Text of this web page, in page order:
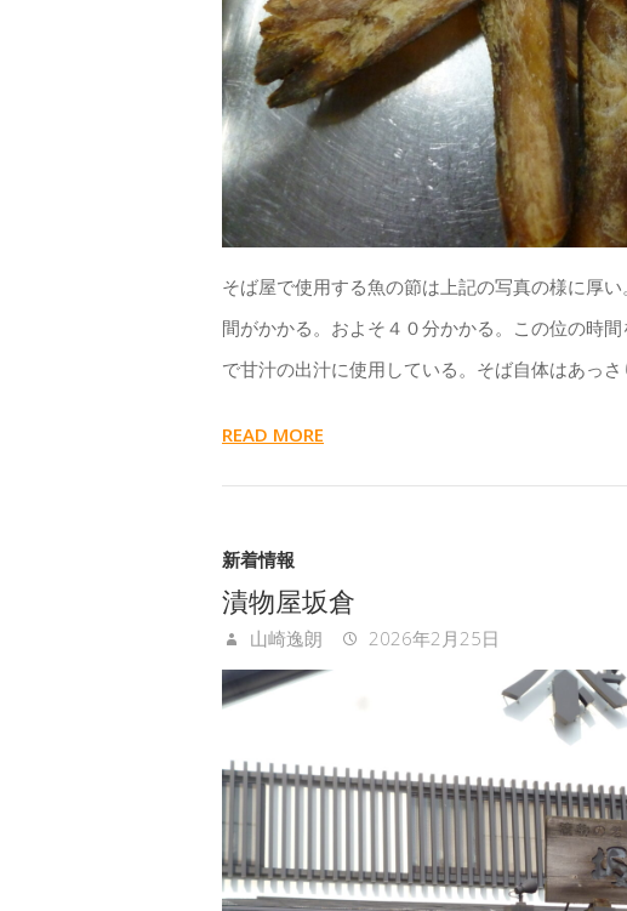
そば屋で使用する魚の節は上記の写真の様に厚
間がかかる。およそ４０分かかる。この位の時
で甘汁の出汁に使用している。そば自体はあっ
READ MORE
新着情報
漬物屋坂倉
山崎逸朗 2026年2月25日